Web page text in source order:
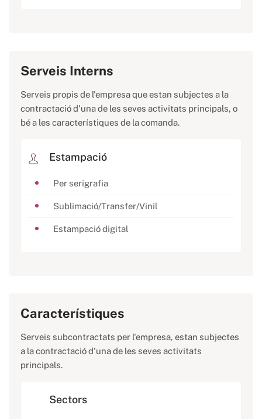
Serveis Interns
Serveis propis de l'empresa que estan subjectes a la
contractació d'una de les seves activitats principals, o
bé a les característiques de la comanda.
Estampació
Per serigrafia
Sublimació/Transfer/Vinil
Estampació digital
Característiques
Serveis subcontractats per l'empresa, estan subjectes
a la contractació d'una de les seves activitats
principals.
Sectors